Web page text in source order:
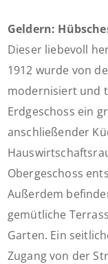
Geldern:
Dieser liebevoll
1912 wurde von
modernisiert und
Erdgeschoss ein
anschließender
Obergeschoss
Außerdem
gemütliche
Garten. Ein
Zugang von der